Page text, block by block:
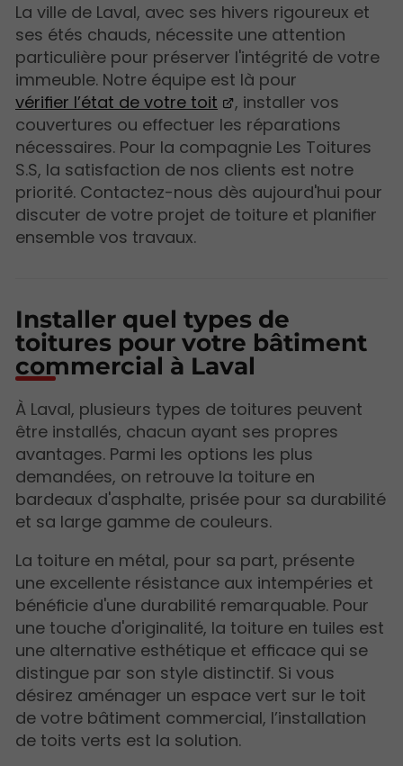
La ville de Laval, avec ses hivers rigoureux et
ses étés chauds, nécessite une attention
particulière pour préserver l'intégrité de votre
immeuble. Notre équipe est là pour
vérifier l’état de votre toit
, installer vos
couvertures ou effectuer les réparations
nécessaires. Pour la compagnie Les Toitures
S.S, la satisfaction de nos clients est notre
priorité. Contactez-nous dès aujourd'hui pour
discuter de votre projet de toiture et planifier
ensemble vos travaux.
Installer quel types de
toitures pour votre bâtiment
commercial à Laval
À Laval, plusieurs types de toitures peuvent
être installés, chacun ayant ses propres
avantages. Parmi les options les plus
demandées, on retrouve la toiture en
bardeaux d'asphalte, prisée pour sa durabilité
et sa large gamme de couleurs.
La toiture en métal, pour sa part, présente
une excellente résistance aux intempéries et
bénéficie d'une durabilité remarquable. Pour
une touche d'originalité, la toiture en tuiles est
une alternative esthétique et efficace qui se
distingue par son style distinctif. Si vous
désirez aménager un espace vert sur le toit
de votre bâtiment commercial, l’installation
de toits verts est la solution.